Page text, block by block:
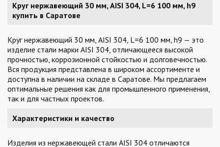
Круг нержавеющий 30 мм, AISI 304, L=6 100 мм, h9
купить в Саратове
Круг нержавеющий 30 мм, AISI 304, L=6 100 мм, h9 — это
изделие стали марки AISI 304, отличающееся высокой
прочностью, коррозионной стойкостью и долговечностью.
Вся продукция представлена в широком ассортименте и
доступна в наличии на складе в Саратове. Мы предлагаем
оптимальные решения как для промышленного применения,
так и для частных проектов.
Характеристики и качество
Изделия из нержавеющей стали AISI 304 отличаются